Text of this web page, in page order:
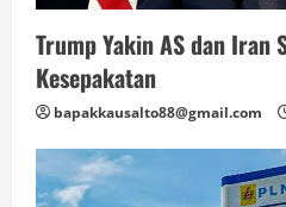
Trump Yakin AS dan Iran
Kesepakatan
bapakkausalto88@gmail.com